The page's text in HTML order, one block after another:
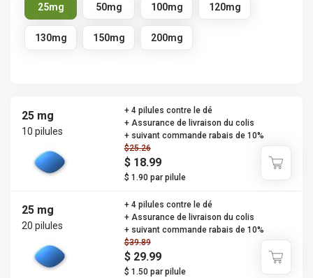
25mg 50mg 100mg 120mg
130mg 150mg 200mg
25 mg
10 pilules
$25.26
$ 18.99
$ 1.90 par pilule
+ 4 pilules contre le dé
+ Assurance de livraison du colis
+ suivant commande rabais de 10%
25 mg
20 pilules
$39.89
$ 29.99
$ 1.50 par pilule
+ 4 pilules contre le dé
+ Assurance de livraison du colis
+ suivant commande rabais de 10%